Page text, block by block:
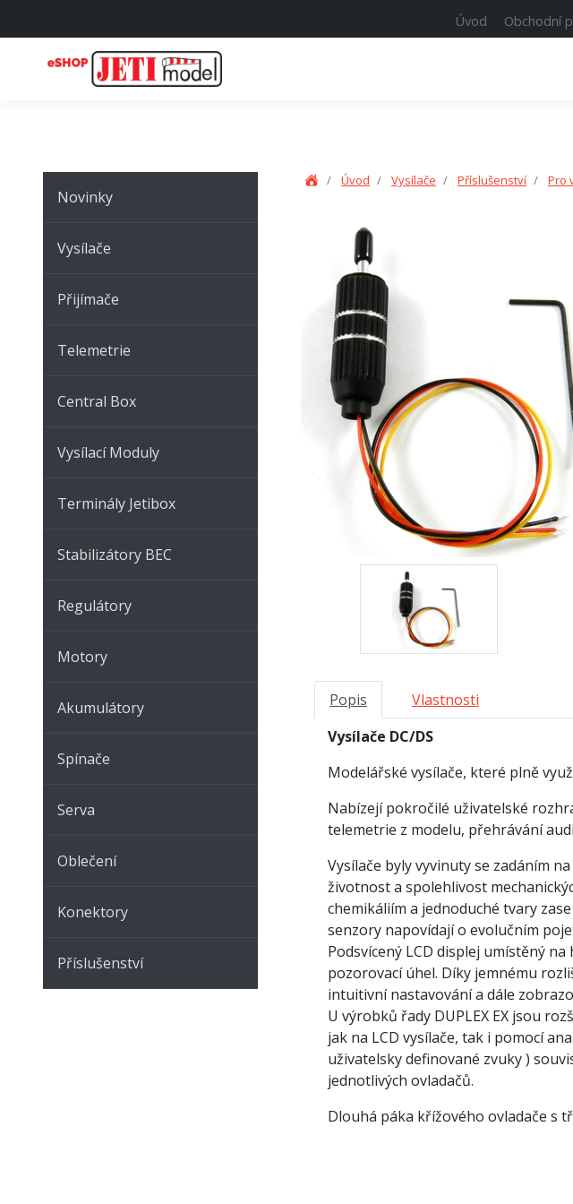
Úvod Obchodní
Novinky
Vysílače
Přijímače
Telemetrie
Central Box
Vysílací Moduly
Terminály Jetibox
Stabilizátory BEC
Regulátory
Motory
Akumulátory
Spínače
Serva
Oblečení
Konektory
Příslušenství
Úvod Vysílače Příslušenství Pro
Popis
Vlastnosti
Vysílače DC/DS
Modelářské vysílače, které plně
Nabízejí pokročilé uživatelské
telemetrie z modelu, přehrávání
Vysílače byly vyvinuty se zadáním
životnost a spolehlivost
chemikáliím a jednoduché tvary
senzory napovídají o evolučním
Podsvícený LCD displej umístěný
pozorovací úhel. Díky jemnému
intuitivní nastavování a dále
U výrobků řady DUPLEX EX jsou
jak na LCD vysílače, tak i pomocí
uživatelsky definované zvuky )
jednotlivých ovladačů.
Dlouhá páka křížového ovladače s